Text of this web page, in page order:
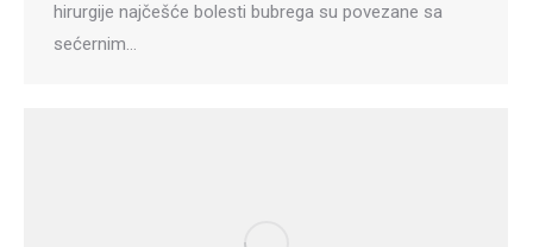
hirurgije najčešće bolesti bubrega su povezane sa
sećernim…